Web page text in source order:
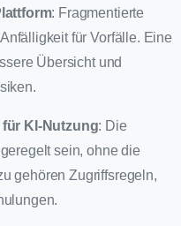
: Fragmentierte
für Vorfälle. Eine
Übersicht und
KI-Nutzung: Die
sein, ohne die
gehören Zugriffsregeln,